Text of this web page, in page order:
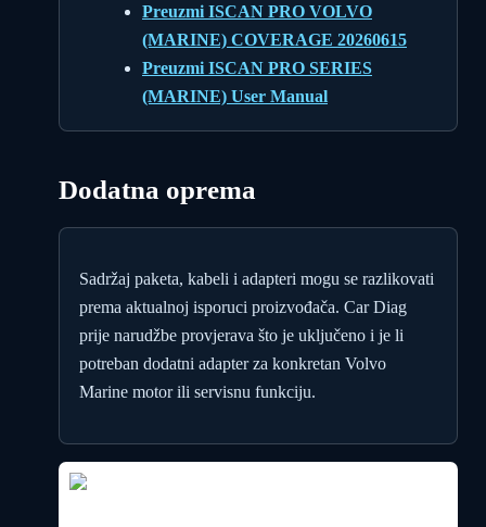
Preuzmi ISCAN PRO VOLVO
(MARINE) COVERAGE 20260615
Preuzmi ISCAN PRO SERIES
(MARINE) User Manual
Dodatna oprema
Sadržaj paketa, kabeli i adapteri mogu se razlikovati
prema aktualnoj isporuci proizvođača. Car Diag
prije narudžbe provjerava što je uključeno i je li
potreban dodatni adapter za konkretan Volvo
Marine motor ili servisnu funkciju.